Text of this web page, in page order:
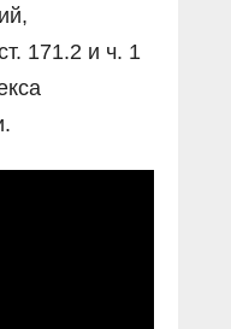
171.2 и ч. 1